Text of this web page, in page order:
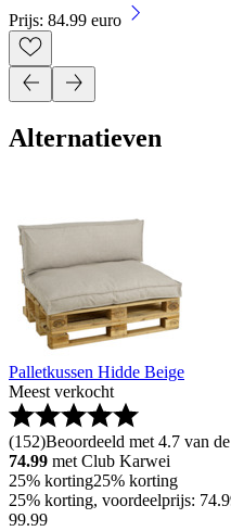
Prijs: 84.99 euro
Alternatieven
Palletkussen Hidde Beige
Meest verkocht
(152)Beoordeeld met 4.7 van
74.99 met Club Karwei
25% korting25% korting
25% korting, voordeelprijs:
99.99